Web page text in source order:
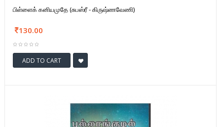
பிள்ளைக் கனியமுதே (சுபஸ்ரீ - கிருஷ்ணவேணி)
130.00
ADD TO CART